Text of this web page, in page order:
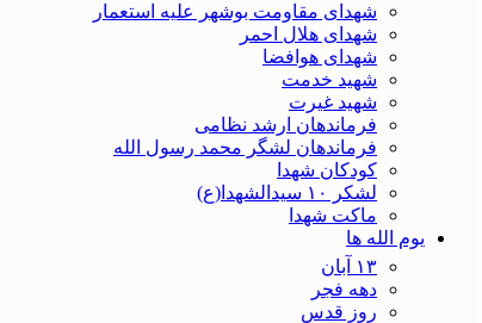
شهدای مقاومت بوشهر علیه استعمار
شهدای هلال احمر
شهدای هوافضا
شهید خدمت
شهید غیرت
فرماندهان ارشد نظامی
فرماندهان لشگر محمد رسول الله
کودکان شهدا
لشکر ۱۰ سیدالشهدا(ع)
ماکت شهدا
یوم الله ها
۱۳ آبان
دهه فجر
روز قدس